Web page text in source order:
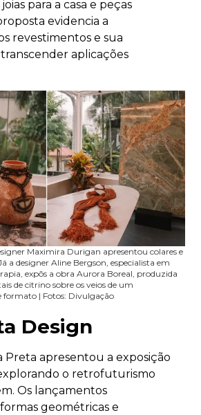
para a casa e peças
evidencia a
revestimentos e sua
aplicações
Maximira Durigan apresentou colares e
a designer Aline Bergson, especialista em
expõs a obra Aurora Boreal, produzida
de citrino sobre os veios de um
formato | Fotos: Divulgação
Design
Preta apresentou a exposição
o retrofuturismo
Os lançamentos
geométricas e